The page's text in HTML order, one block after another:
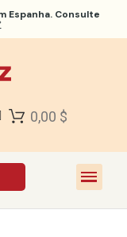
Espanha. Consulte
0,00 $